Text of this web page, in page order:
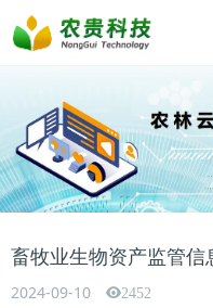
畜牧业生物资产监管信
2024-09-10 2452